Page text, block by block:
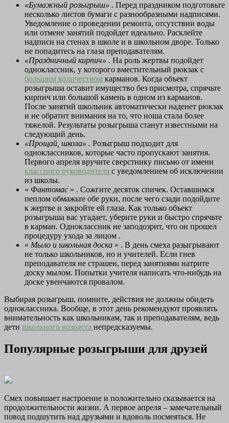
«Бумажный розыгрыш» . Перед праздником подготовьте
несколько листов бумаги с разнообразными надписями.
Уведомление о проведении ремонта, отсутствии воды
или отмене занятий подойдет идеально. Расклейте
надписи на стенах в школе и в школьном дворе. Только
не попадитесь на глаза преподавателям.
«Праздничный кирпич» . На роль жертвы подойдет
одноклассник, у которого вместительный рюкзак с
большим количеством карманов. Когда объект
розыгрыша оставит имущество без присмотра, спрячьте
кирпич или большой камень в одном из карманов.
После занятий школьник автоматически наденет рюкзак
и не обратит внимания на то, что ноша стала более
тяжелой. Результаты розыгрыша станут известными на
следующий день.
«Прощай, школа» . Розыгрыш подходит для
одноклассников, которые часто пропускают занятия.
Первого апреля вручите сверстнику письмо от имени
классного руководителя с уведомлением об исключении
из школы.
« Фантомас » . Сожгите десяток спичек. Оставшимся
пеплом обмажьте обе руки, после чего сзади подойдите
к жертве и закройте ей глаза. Как только объект
розыгрыша вас угадает, уберите руки и быстро спрячьте
в карман. Одноклассник не заподозрит, что он прошел
процедуру ухода за лицом .
« Мыло и школьная доска » . В день смеха разыгрывают
не только школьников, но и учителей. Если гнев
преподавателя не страшен, перед занятиями натрите
доску мылом. Попытки учителя написать что-нибудь на
доске увенчаются провалом.
Выбирая розыгрыш, помните, действия не должны обидеть
одноклассника. Вообще, в этот день рекомендуют проявлять
внимательность как школьникам, так и преподавателям, ведь
дети школьного возраста непредсказуемы.
Популярные розыгрыши для друзей
Смех повышает настроение и положительно сказывается на
продолжительности жизни. А первое апреля – замечательный
повод подшутить над друзьями и вдоволь посмеяться. Не